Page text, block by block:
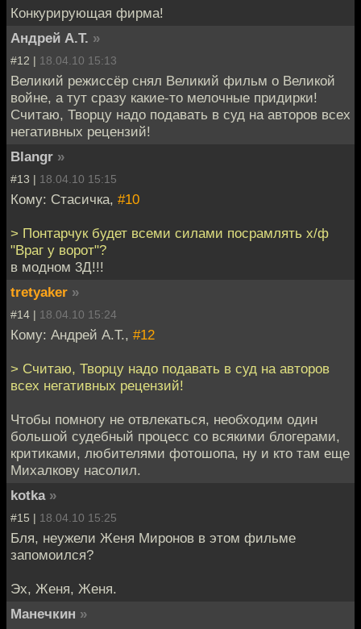
Конкурирующая фирма!
Андрей А.Т. »
#12 | 18.04.10 15:13
Великий режиссёр снял Великий фильм о Великой
войне, а тут сразу какие-то мелочные придирки!
Считаю, Творцу надо подавать в суд на авторов всех
негативных рецензий!
Blangr »
#13 | 18.04.10 15:15
Кому: Стасичка, #10
> Понтарчук будет всеми силами посрамлять х/ф
"Враг у ворот"?
в модном 3Д!!!
tretyaker »
#14 | 18.04.10 15:24
Кому: Андрей А.Т., #12
> Считаю, Творцу надо подавать в суд на авторов
всех негативных рецензий!
Чтобы помногу не отвлекаться, необходим один
большой судебный процесс со всякими блогерами,
критиками, любителями фотошопа, ну и кто там еще
Михалкову насолил.
kotka »
#15 | 18.04.10 15:25
Бля, неужели Женя Миронов в этом фильме
запомоился?
Эх, Женя, Женя.
Манечкин »